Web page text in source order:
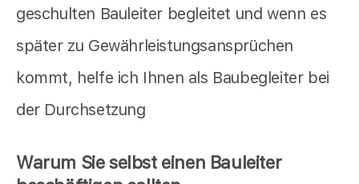
geschulten Bauleiter begleitet und wenn es
später zu Gewährleistungsansprüchen
kommt, helfe ich Ihnen als Baubegleiter bei
der Durchsetzung
Warum Sie selbst einen Bauleiter